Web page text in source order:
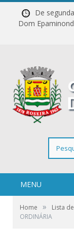
De
Dom
por:
MENU
Home » Lista
ORDINÁRIA